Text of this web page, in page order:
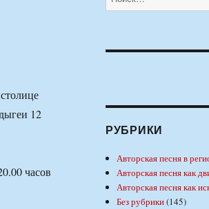
12
часов
РУБРИКИ
Авторская песня в
Авторская песня как
Авторская песня как
Без рубрики(145)